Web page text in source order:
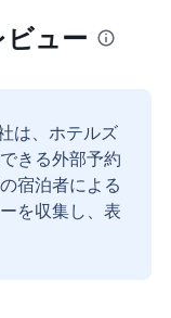
ュー
は、ホテルズ
きる外部予約
宿泊者による
を収集し、表